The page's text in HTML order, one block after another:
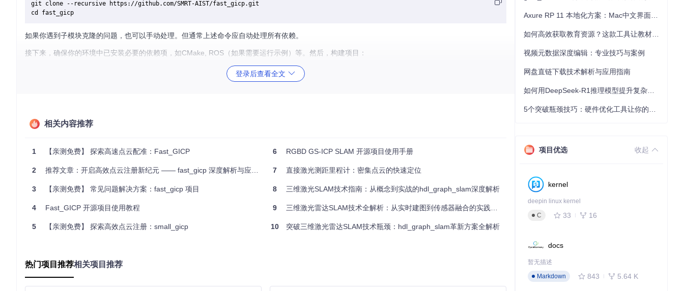
git clone --recursive https://github.com/SMRT-AIST/fast_gicp.git
如果你遇到子模块克隆的问题，也可以手动处理。但通常上述命令应自动处理所有依赖。
接下来，确保你的环境中已安装必要的依赖项，如CMake, ROS（如果需要运行示例）等。然后，构建项目：
python3 kitti.py /path/to/kitti/data/sequences/
请注意，根据你的系统环境，可能需要调整线程数以获得最佳性能。
应用案例与最佳实践
时，适当调整参数以平衡精度与速度。例如，在资源受限的设备上，减少体素网格的分辨率可加快配准速度，尽管这可能会轻微影响精确度。
登录后查看全文
相关内容推荐
1 【亲测免费】 探索高速点云配准：Fast_GICP
2 推荐文章：开启高效点云注册新纪元 —— fast_gicp 深度解析与应用探索
3 【亲测免费】 常见问题解决方案：fast_gicp 项目
4 Fast_GICP 开源项目使用教程
5 【亲测免费】 探索高效点云注册：small_gicp
6 RGBD GS-ICP SLAM 开源项目使用手册
7 直接激光测距里程计：密集点云的快速定位
8 三维激光SLAM技术指南：从概念到实战的hdl_graph_slam深度解析
9 三维激光雷达SLAM技术全解析：从实时建图到传感器融合的实践指南
10 突破三维激光雷达SLAM技术瓶颈：hdl_graph_slam革新方案全解析
热门项目推荐相关项目推荐
视频元数据深度编辑：专业技巧与案例
网盘直链下载技术解析与应用指南
项目优选 收起
kernel
deepin linux kernel
C
33 16
docs
暂无描述
Markdown
843 5.64 K